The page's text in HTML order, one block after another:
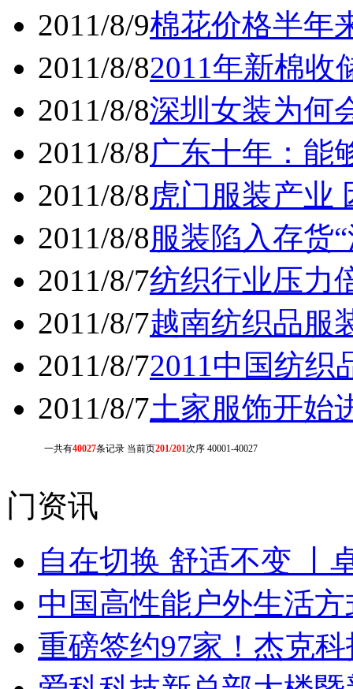
2011/8/9棉花价格半年
2011/8/82011年新棉收
2011/8/8深圳女装为何
2011/8/8广东十年：能
2011/8/8虎门服装产业
2011/8/8服装陷入存货
2011/8/7纺织行业压力
2011/8/7越南纺织品服
2011/8/72011中国纺织
2011/8/7土家服饰开始
一共有40027条记录 当前页201/201次序 40001-40027
门资讯
自在切换 舒适不变 丨
中国高性能户外生活
重磅签约97家！杰克